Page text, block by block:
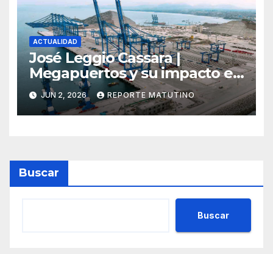
ACTUALIDAD
José Leggio Cassara |
Megapuertos y su impacto en
el turismo y el comercio
global
JUN 2, 2026 REPORTE MATUTINO
Buscar
Buscar